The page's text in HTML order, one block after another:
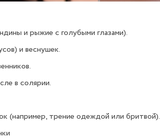
и рыжие с голубыми глазами).
и веснушек.
в солярии.
(например, трение одеждой или бритвой).